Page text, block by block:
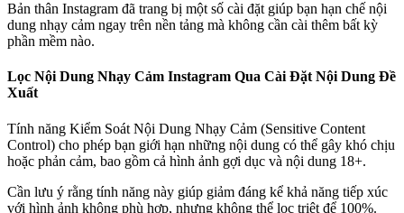
Bản thân Instagram đã trang bị một số cài đặt giúp bạn hạn chế nội
dung nhạy cảm ngay trên nền tảng mà không cần cài thêm bất kỳ
phần mềm nào.
Lọc Nội Dung Nhạy Cảm Instagram Qua Cài Đặt Nội Dung Đề
Xuất
Tính năng Kiểm Soát Nội Dung Nhạy Cảm (Sensitive Content
Control) cho phép bạn giới hạn những nội dung có thể gây khó chịu
hoặc phản cảm, bao gồm cả hình ảnh gợi dục và nội dung 18+.
Cần lưu ý rằng tính năng này giúp giảm đáng kể khả năng tiếp xúc
với hình ảnh không phù hợp, nhưng không thể lọc triệt để 100%.